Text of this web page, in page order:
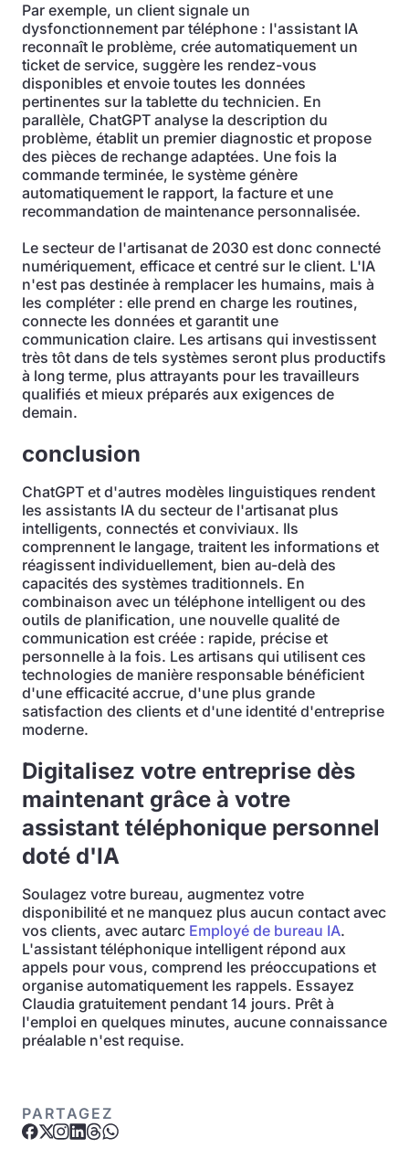
Par exemple, un client signale un
dysfonctionnement par téléphone : l'assistant IA
reconnaît le problème, crée automatiquement un
ticket de service, suggère les rendez-vous
disponibles et envoie toutes les données
pertinentes sur la tablette du technicien. En
parallèle, ChatGPT analyse la description du
problème, établit un premier diagnostic et propose
des pièces de rechange adaptées. Une fois la
commande terminée, le système génère
automatiquement le rapport, la facture et une
recommandation de maintenance personnalisée.
Le secteur de l'artisanat de 2030 est donc connecté
numériquement, efficace et centré sur le client. L'IA
n'est pas destinée à remplacer les humains, mais à
les compléter : elle prend en charge les routines,
connecte les données et garantit une
communication claire. Les artisans qui investissent
très tôt dans de tels systèmes seront plus productifs
à long terme, plus attrayants pour les travailleurs
qualifiés et mieux préparés aux exigences de
demain.
conclusion
ChatGPT et d'autres modèles linguistiques rendent
les assistants IA du secteur de l'artisanat plus
intelligents, connectés et conviviaux. Ils
comprennent le langage, traitent les informations et
réagissent individuellement, bien au-delà des
capacités des systèmes traditionnels. En
combinaison avec un téléphone intelligent ou des
outils de planification, une nouvelle qualité de
communication est créée : rapide, précise et
personnelle à la fois. Les artisans qui utilisent ces
technologies de manière responsable bénéficient
d'une efficacité accrue, d'une plus grande
satisfaction des clients et d'une identité d'entreprise
moderne.
Digitalisez votre entreprise dès
maintenant grâce à votre
assistant téléphonique personnel
doté d'IA
Soulagez votre bureau, augmentez votre
disponibilité et ne manquez plus aucun contact avec
vos clients, avec autarc Employé de bureau IA.
L'assistant téléphonique intelligent répond aux
appels pour vous, comprend les préoccupations et
organise automatiquement les rappels. Essayez
Claudia gratuitement pendant 14 jours. Prêt à
l'emploi en quelques minutes, aucune connaissance
préalable n'est requise.
PARTAGEZ